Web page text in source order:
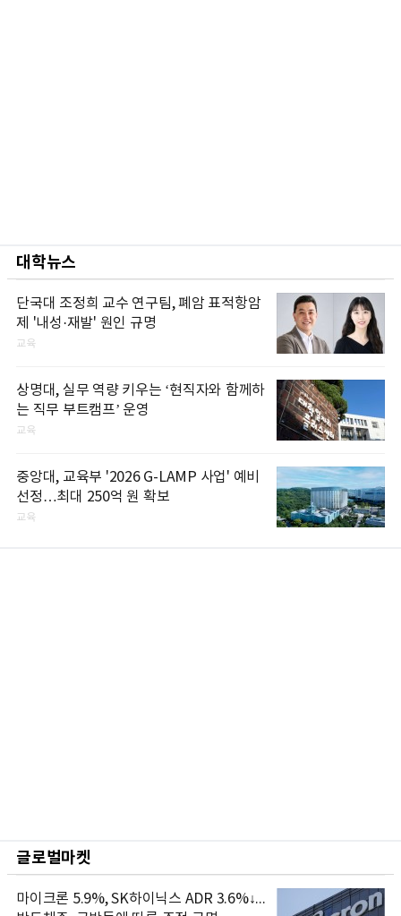
대학뉴스
단국대 조정희 교수 연구팀, 폐암 표적항암
제 '내성·재발' 원인 규명
교육
상명대, 실무 역량 키우는 ‘현직자와 함께하
는 직무 부트캠프’ 운영
교육
중앙대, 교육부 '2026 G-LAMP 사업' 예비
선정…최대 250억 원 확보
교육
글로벌마켓
마이크론 5.9%, SK하이닉스 ADR 3.6%↓...